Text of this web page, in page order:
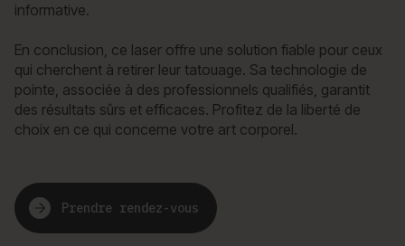
informative.
En conclusion, ce laser offre une solution fiable pour ceux
qui cherchent à retirer leur tatouage. Sa technologie de
pointe, associée à des professionnels qualifiés, garantit
des résultats sûrs et efficaces. Profitez de la liberté de
choix en ce qui concerne votre art corporel.
Prendre rendez-vous